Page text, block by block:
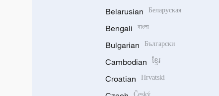
Belarusian Беларуская
Bengali বাংলা
Bulgarian Български
Cambodian ខ្មែរ
Croatian Hrvatski
Český